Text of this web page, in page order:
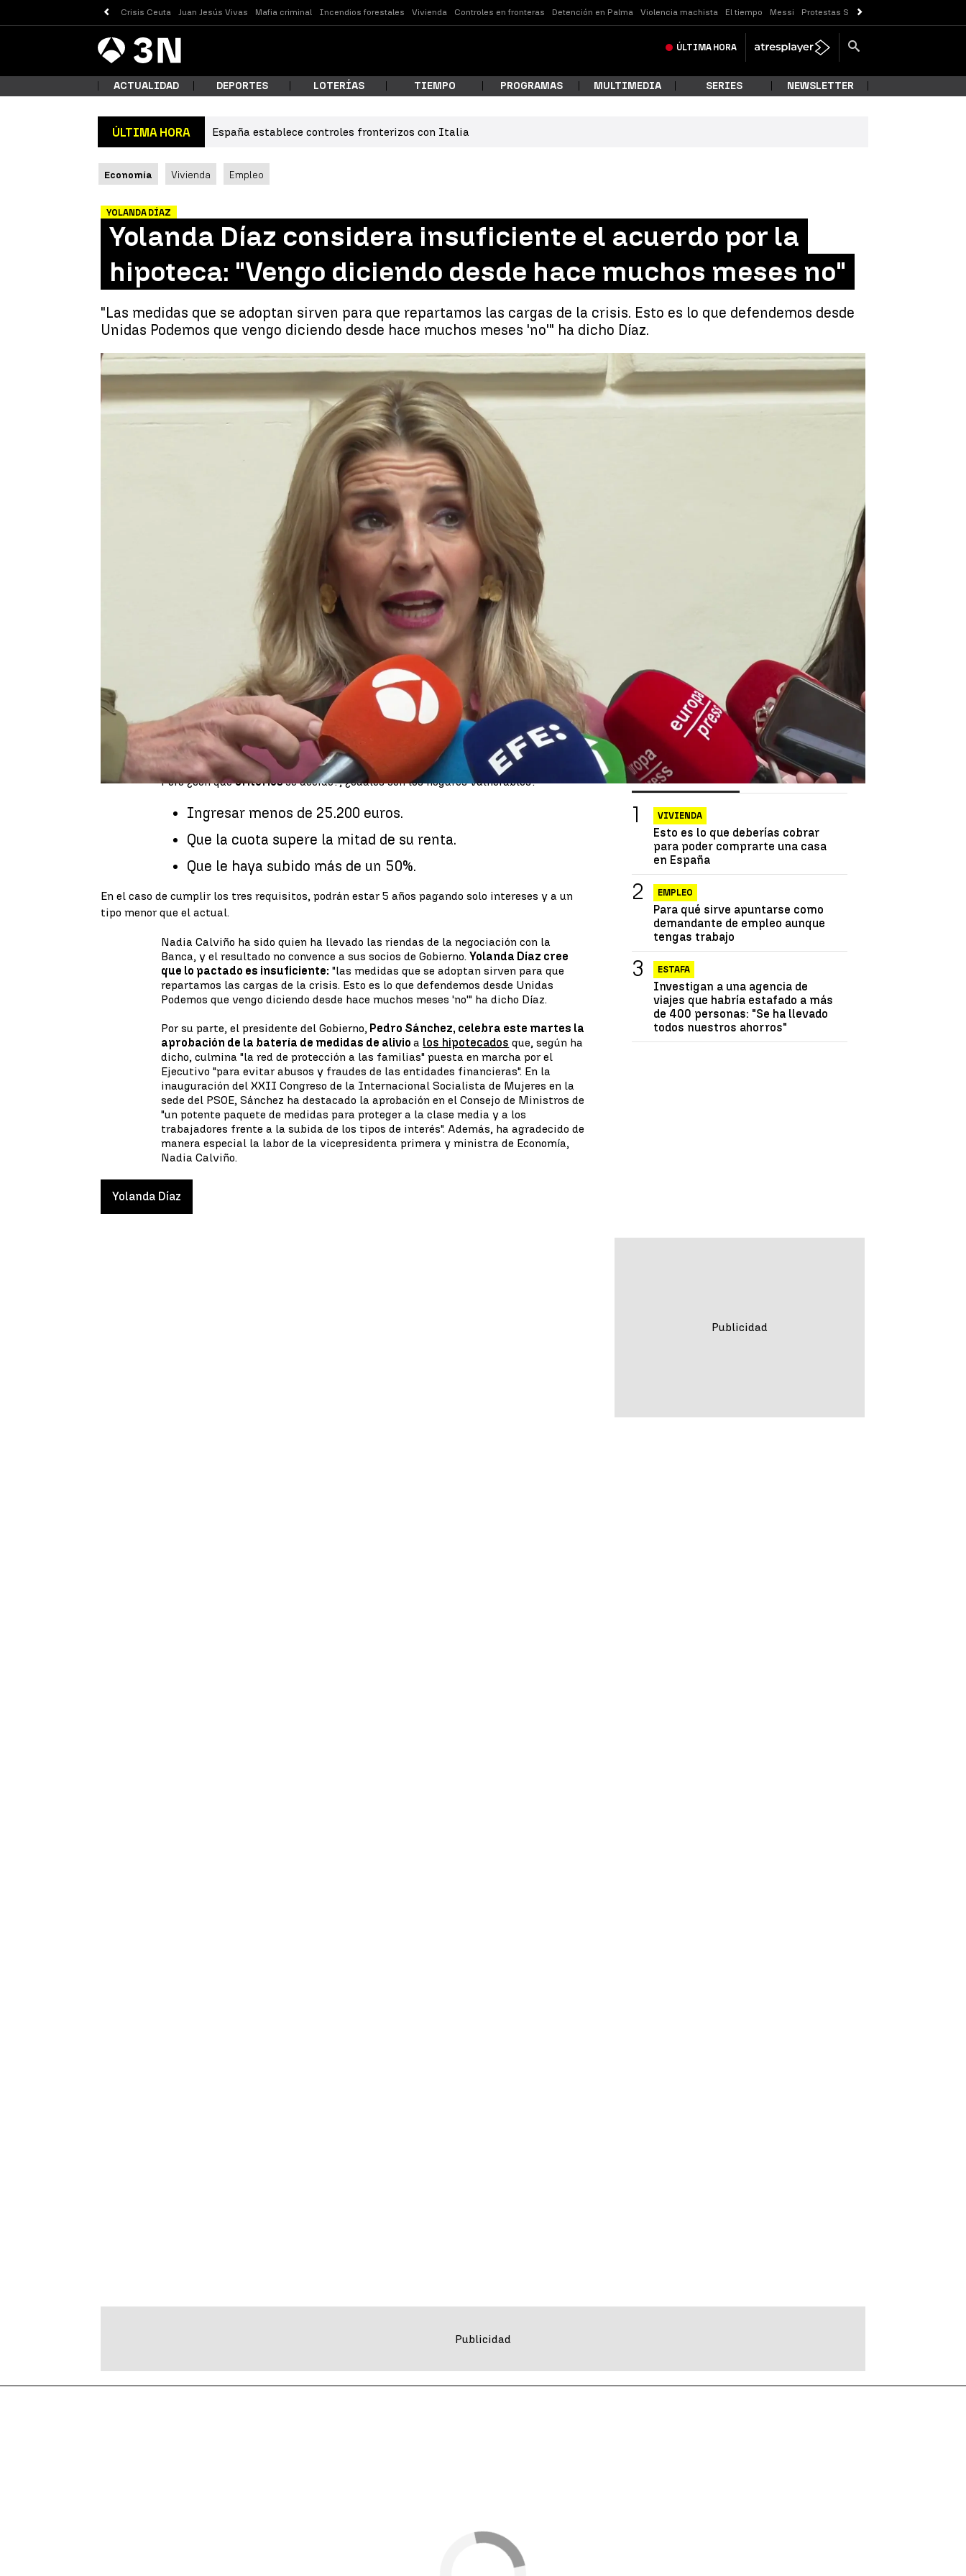
Crisis Ceuta Juan Jesús Vivas Mafia criminal Incendios forestales Vivienda Controles en fronteras Detención en Palma Violencia machista El tiempo Messi Protestas Sóller
Antena
3 Noticias ÚLTIMA HORA
ACTUALIDAD DEPORTES LOTERÍAS TIEMPO PROGRAMAS MULTIMEDIA SERIES NEWSLETTER
ÚLTIMA HORA España establece controles fronterizos con Italia
Economía Vivienda Empleo
YOLANDA DÍAZ
Yolanda Díaz considera insuficiente el acuerdo por la
hipoteca: "Vengo diciendo desde hace muchos meses no"
"Las medidas que se adoptan sirven para que repartamos las cargas de la crisis. Esto es lo que defendemos desde
Unidas Podemos que vengo diciendo desde hace muchos meses 'no'" ha dicho Díaz.
Yolanda Díaz considera insuficiente el acuerdo por la hipoteca: "Vengo diciendo desde hace muchos meses no" | Antena 3 Noticias
22 de noviembre de 2022, 16:16 WhatsappFacebook
X
Este martes se ha aprobado en el Consejo de Ministros un
paquete de medidas
para aliviar las hipotecas a las familias más vulnerables, aquellas que cobren
menos de 25.200 euros anuales podrán dejar de pagar capital durante 5 años. En
ese tiempo, solo pagarán intereses, y a un tipo más bajo. Por otro lado, las
familias de clase media que, según el gobierno son las que ingresan hasta 29.400
euros, podrán congelar su cuota durante un año, pagar menos intereses y alargar
la hipoteca 7 años más.
Según el Gobierno,se beneficiaránmás de un millón de hogares vulnerables.
Pero ¿con quécriteriosse decide?, ¿cuáles son los hogares vulnerables?
Ingresar menos de 25.200 euros.
Que la cuota supere la mitad de su renta.
Que le haya subido más de un 50%.
En el caso de cumplir los tres requisitos, podrán estar 5 años pagando solo intereses y a un
tipo menor que el actual.
Nadia Calviño ha sido quien ha llevado las riendas de la negociación con la
Banca, y el resultado no convence a sus socios de Gobierno.Yolanda Díaz cree
que lo pactado es insuficiente: "las medidas que se adoptan sirven para que
repartamos las cargas de la crisis. Esto es lo que defendemos desde Unidas
Podemos que vengo diciendo desde hace muchos meses 'no'" ha dicho Díaz.
Por su parte, el presidente del Gobierno, Pedro Sánchez, celebra este martes la
aprobación de la batería de medidas de alivioa los hipotecados que, según ha
dicho, culmina "la red de protección a las familias" puesta en marcha por el
Ejecutivo "para evitar abusos y fraudes de las entidades financieras". En la
inauguración del XXII Congreso de la Internacional Socialista de Mujeres en la
sede del PSOE, Sánchez ha destacado la aprobación en el Consejo de Ministros de
"un potente paquete de medidas para proteger a la clase media y a los
trabajadores frente a la subida de los tipos de interés". Además, ha agradecido de
manera especial la labor de la vicepresidenta primera y ministra de Economía,
Nadia Calviño.
Yolanda Díaz
Las más vistas Lo último
VIVIENDA
Esto es lo que deberías cobrar
para poder comprarte una casa
en España
EMPLEO
Para qué sirve apuntarse como
demandante de empleo aunque
tengas trabajo
ESTAFA
Investigan a una agencia de
viajes que habría estafado a más
de 400 personas: "Se ha llevado
todos nuestros ahorros"